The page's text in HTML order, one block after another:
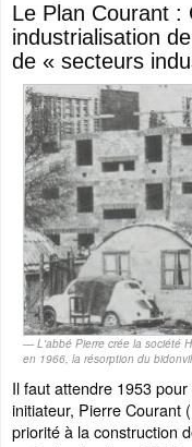
Le Plan Courant :
industrialisation
de « secteurs
L'abbé Pierre crée la société
en 1966, la résorption du
Il faut attendre 1953
initiateur, Pierre Courant
priorité à la construction